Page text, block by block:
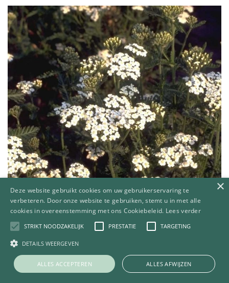
Gewoon duizendblad
Achillea millefolium
×
Deze website gebruikt cookies om uw gebruikerservaring te
verbeteren. Door onze website te gebruiken, stemt u in met alle
cookies in overeenstemming met ons Cookiebeleid. Lees verder
STRIKT NOODZAKELIJK PRESTATIE TARGETING
DETAILS WEERGEVEN
ALLES ACCEPTEREN ALLES AFWIJZEN